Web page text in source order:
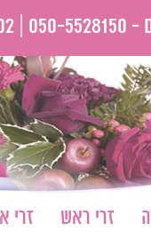
-
050-5528150 |
זרי ראש זרי